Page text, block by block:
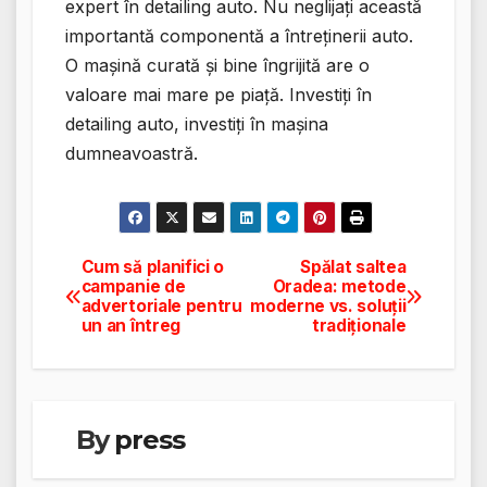
expert în detailing auto. Nu neglijați această
importantă componentă a întreținerii auto.
O mașină curată și bine îngrijită are o
valoare mai mare pe piață. Investiți în
detailing auto, investiți în mașina
dumneavoastră.
Navigare
în
articole
Spălat saltea
Oradea: metode
moderne vs. soluții
tradiționale
Cum să planifici o
campanie de
advertoriale pentru
un an întreg
Bypress